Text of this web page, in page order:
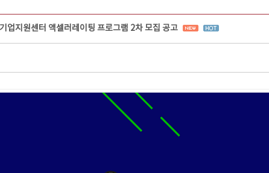
업지원센터 액셀러레이팅 프로그램 2차 모집 공고